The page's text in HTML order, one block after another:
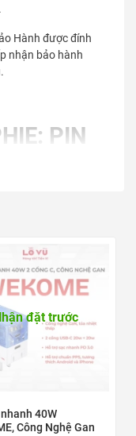
Hành được đính
nhận bảo hành
PIN
DOCK
đặt trước
40W
Công Nghệ Gan